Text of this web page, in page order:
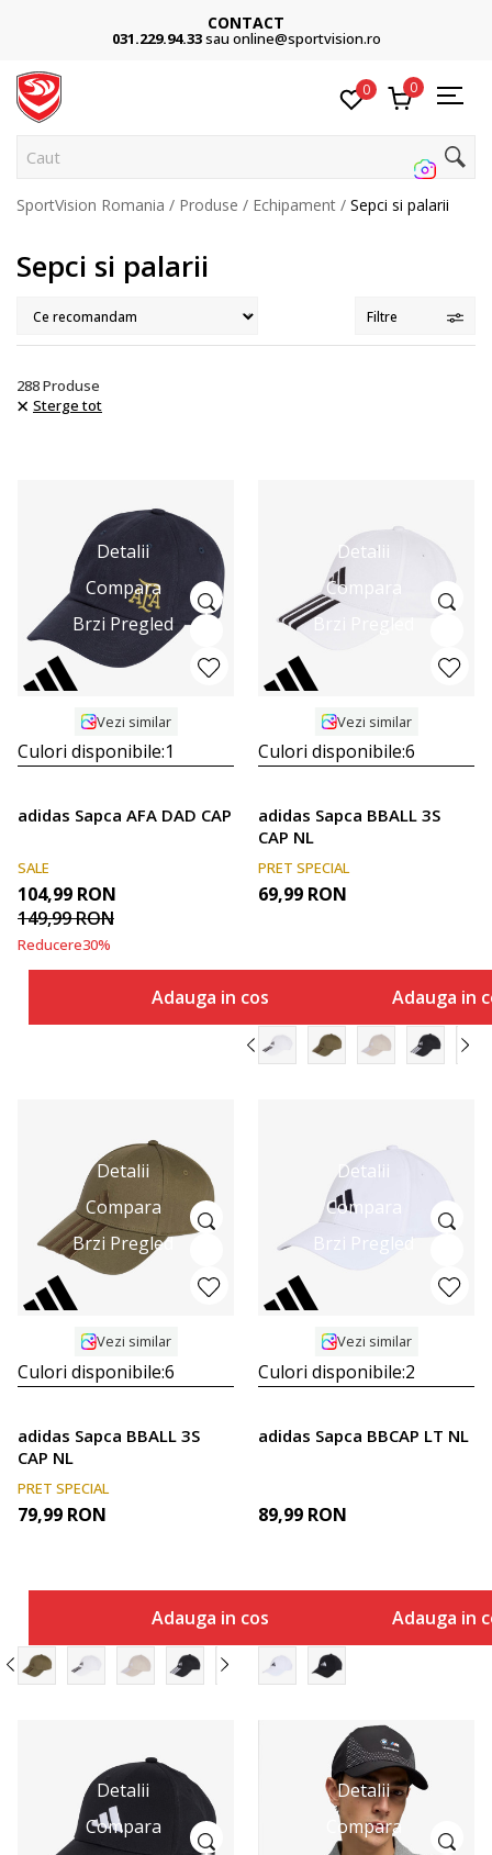
Cumpără acum, plateste mai târziu
3 rate fără dobândă fără card de credit cu Klarna
0 0
Cauta pe sit
SportVision Romania Produse Echipament Sepci si palarii
Sepci si palarii
Filtre
288Produse
Sterge tot
Detalii
Compara
Brzi Pregled
Vezi similar
Culori disponibile:1
adidas Sapca AFA DAD CAP
SALE
104,99 RON
149,99RON
Reducere30%
Adauga in cos
Detalii
Compara
Brzi Pregled
Vezi similar
Culori disponibile:6
adidas Sapca BBALL 3S
CAP NL
PRET SPECIAL
69,99 RON
Adauga in
Detalii
Compara
Brzi Pregled
Vezi similar
Culori disponibile:6
adidas Sapca BBALL 3S
CAP NL
PRET SPECIAL
79,99 RON
Adauga in cos
Detalii
Compara
Brzi Pregled
Vezi similar
Culori disponibile:2
adidas Sapca BBCAP LT NL
89,99 RON
Adauga in
Detalii
Compara
Detalii
Compara